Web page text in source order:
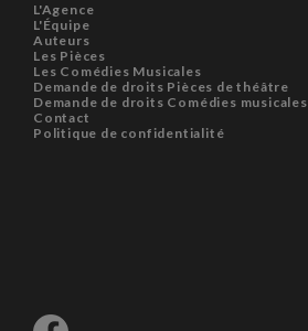
L'Agence
L'Équipe
Auteurs
Les Pièces
Les Comédies Musicales
Demande de droits Pièces de théâtre
Demande de droits Comédies musicales
Contact
Politique de confidentialité